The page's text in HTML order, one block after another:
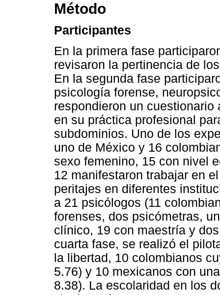
Método
Participantes
En la primera fase
revisaron la pertinencia de
En la segunda fase
psicología forense,
respondieron un
en su práctica profesional
subdominios. Uno de los
uno de México y 16
sexo femenino, 15 con nivel
12 manifestaron trabajar en
peritajes en diferentes
a 21 psicólogos (11
forenses, dos psicómetras,
clínico, 19 con maestría y
cuarta fase, se realizó el
la libertad, 10 colombianos
5.76) y 10 mexicanos con
8.38). La escolaridad en los